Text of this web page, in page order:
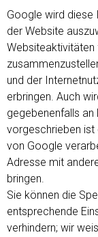
Google wird diese
der Website
und der
erbringen. Auch
gegebenenfalls
vorgeschrieben
von Google
Adresse mit
bringen.
Sie können die
entsprechende
verhindern; wir